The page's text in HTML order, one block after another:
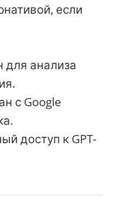
если
для анализа
с Google
доступ к GPT-